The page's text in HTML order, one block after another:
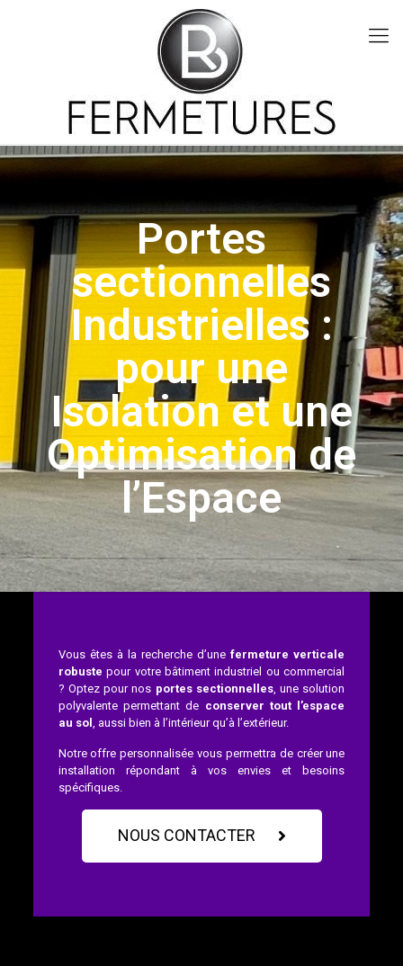
Portes
sectionnelles
Industrielles :
pour une
Isolation et une
Optimisation de
l’Espace
Vous êtes à la recherche d’unefermeture verticale
robuste pour votre bâtiment industriel ou commercial
? Optez pour nos portes sectionnelles, une solution
polyvalente permettant de conserver tout l’espace
au sol , aussi bien à l’intérieur qu’à l’extérieur.
Notre offre personnalisée vous permettra de créer une
installation répondant à vos envies et besoins
spécifiques.
NOUS CONTACTER